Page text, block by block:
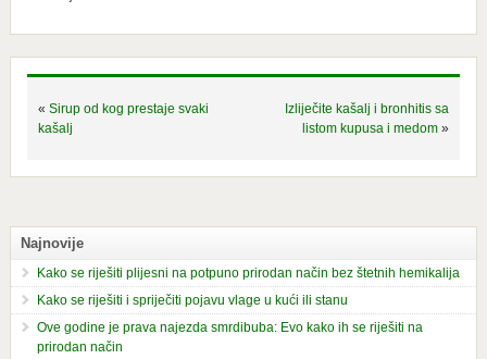
« Sirup od kog prestaje svaki
kašalj
Izliječite kašalj i bronhitis sa
listom kupusa i medom »
Najnovije
Kako se riješiti plijesni na potpuno prirodan način bez štetnih hemikalija
Kako se riješiti i spriječiti pojavu vlage u kući ili stanu
Ove godine je prava najezda smrdibuba: Evo kako ih se riješiti na
prirodan način